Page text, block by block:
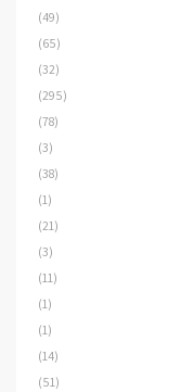
(49)
(65)
(32)
(295)
(78)
(3)
(38)
(1)
(21)
(3)
(11)
(1)
(1)
(14)
(51)